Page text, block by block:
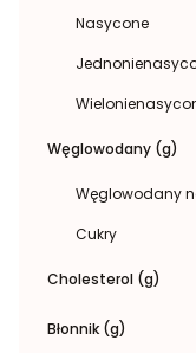
Nasycone
Węglowodany (g)
Węglowodany
Cukry
Cholesterol (g)
Błonnik (g)